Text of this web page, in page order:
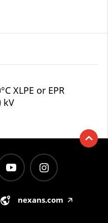
XLPE or EPR
kV
nexans.com 🡥